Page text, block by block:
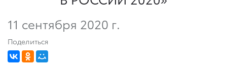
11 сентября 2020 г.
Поделиться